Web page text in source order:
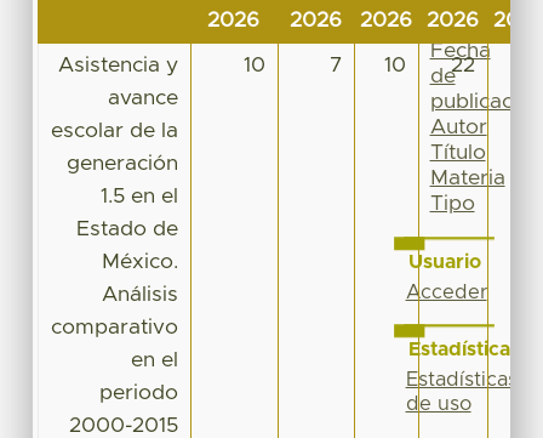
2026
2026
2026
2026
Asistencia y
avance
escolar de la
generación
1.5 en el
Estado de
México.
Análisis
comparativo
en el
periodo
2000-2015
10 7 10 22
colección
Fecha
de
publicación
Autor
Título
Materia
Tipo
Usuario
Acceder
Estadísticas
Estadísticas
de uso